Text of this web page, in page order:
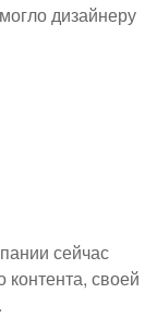
дизайнеру
сейчас
контента, своей